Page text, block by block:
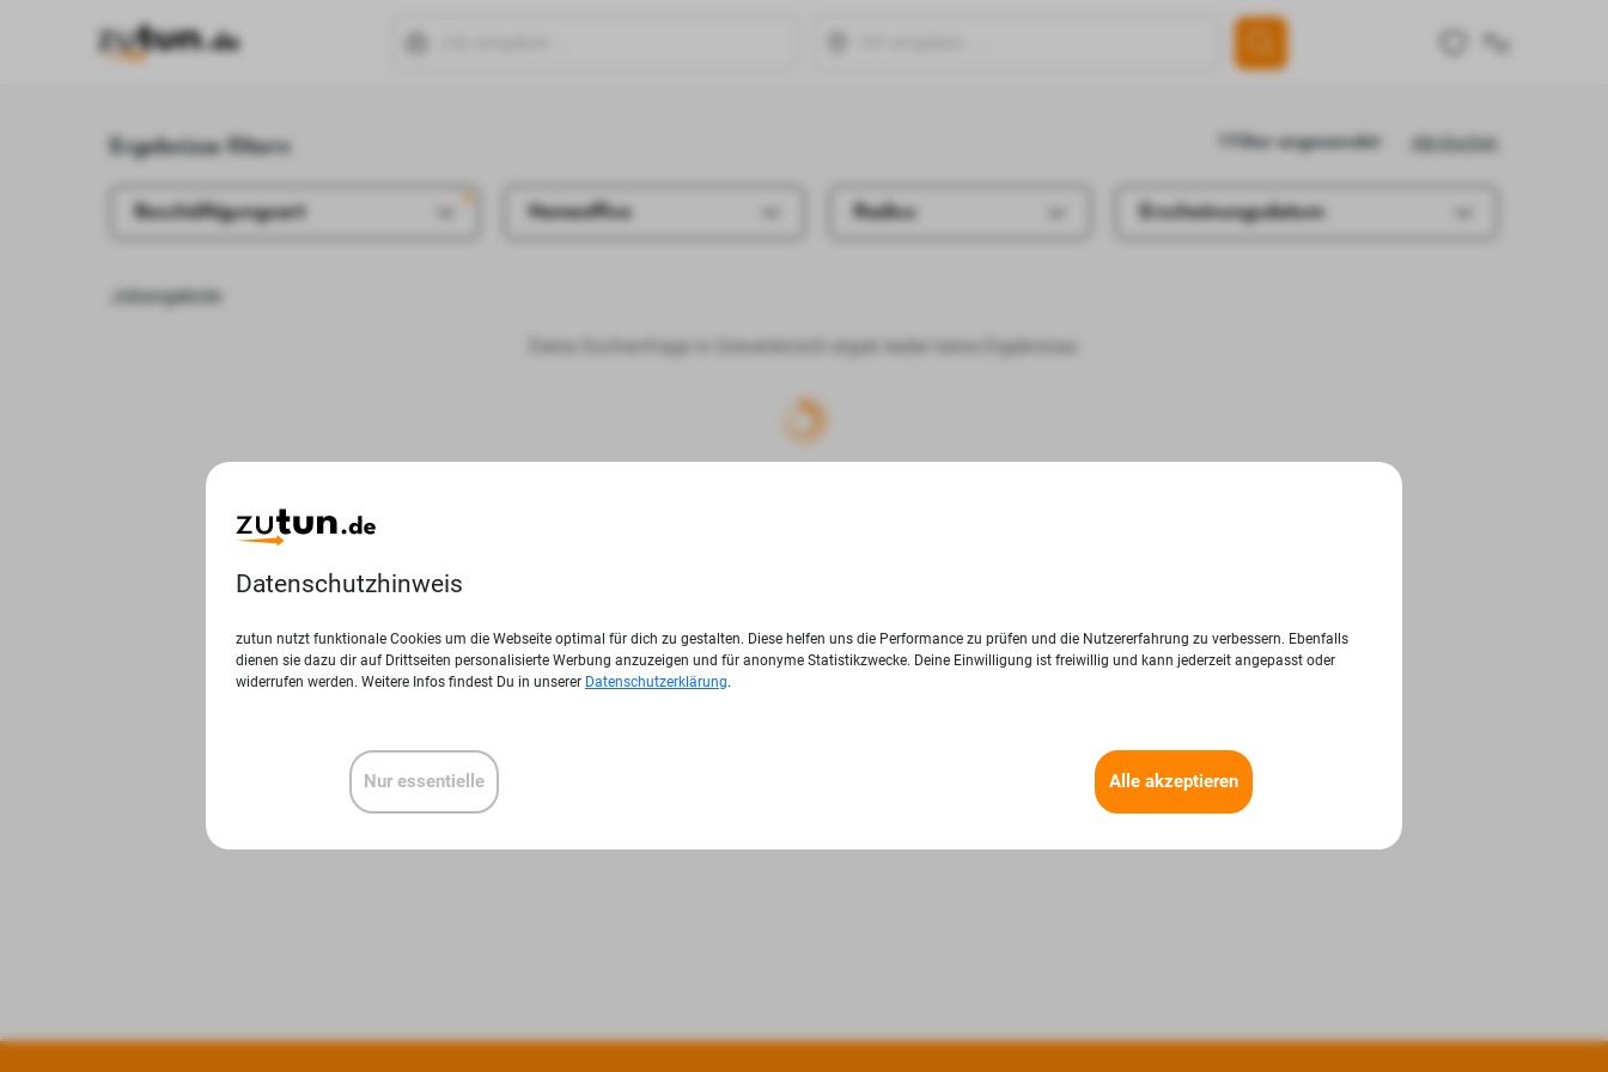
Ergebnisse filtern Alle löschen
1 Filter angewendet
Beschäftigungsart Homeoffice Radius Erscheinungsdatum
Jobangebote
Deine Suchanfrage in Grevenbroich ergab leider keine Ergebnisse.
Datenschutzhinweis
zutun nutzt funktionale Cookies um die Webseite optimal für dich zu gestalten. Diese helfen uns die Performance zu prüfen und die Nutzererfahrung zu verbessern. Ebenfalls
dienen sie dazu dir auf Drittseiten personalisierte Werbung anzuzeigen und für anonyme Statistikzwecke. Deine Einwilligung ist freiwillig und kann jederzeit angepasst oder
widerrufen werden. Weitere Infos findest Du in unserer Datenschutzerklärung.
Alle akzeptieren
Nur essentielle